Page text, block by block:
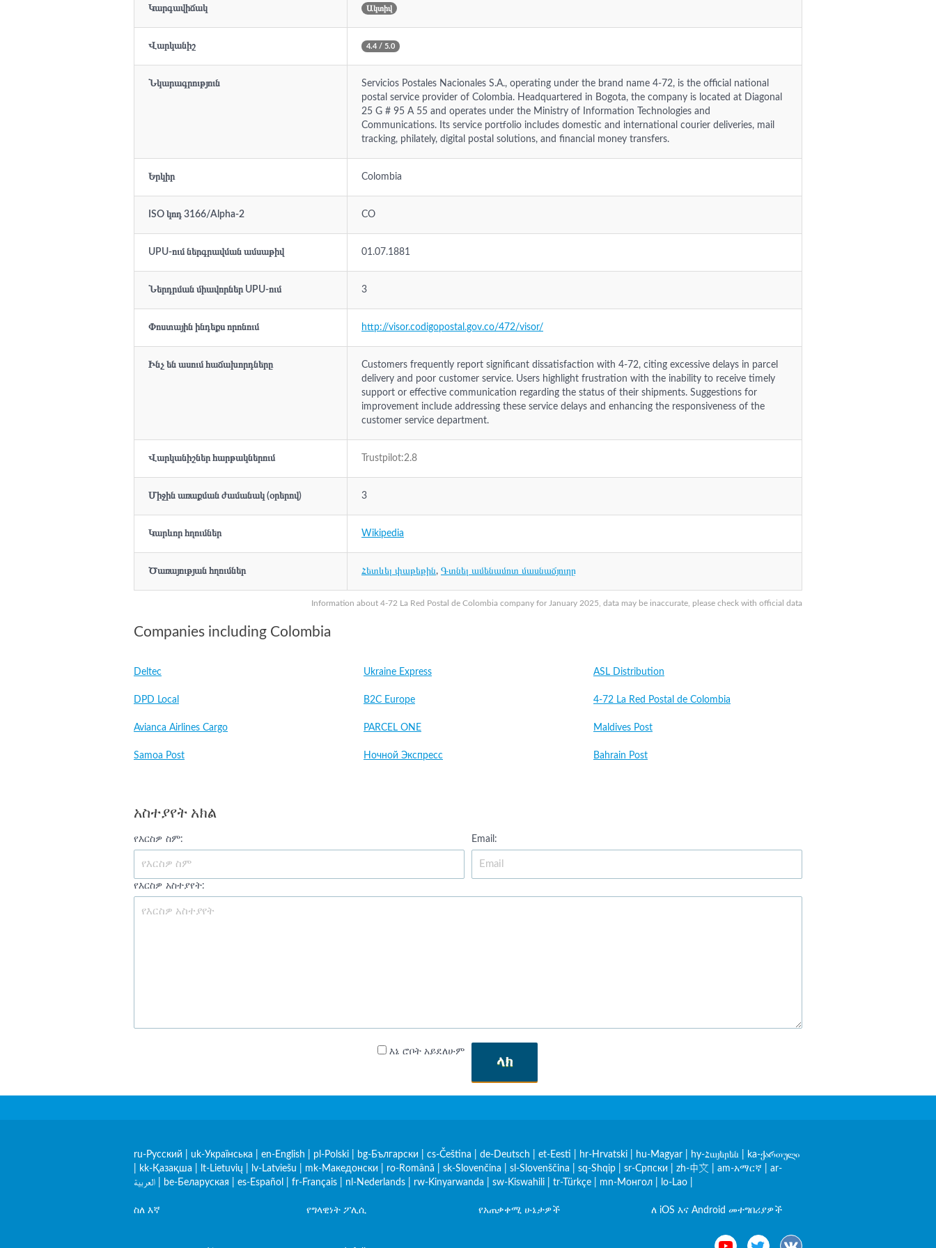
Information about 4-72 La Red Postal de Colombia company for January 2025, data may be inaccurate, please check with official data
Կարգավիճակ Ակտիվ
Վարկանիշ 4.4 / 5.0
Նկարագրություն
Servicios Postales Nacionales S.A., operating under the brand name 4-72, is the official national
postal service provider of Colombia. Headquartered in Bogota, the company is located at Diagonal
25 G # 95 A 55 and operates under the Ministry of Information Technologies and
Communications. Its service portfolio includes domestic and international courier deliveries, mail
tracking, philately, digital postal solutions, and financial money transfers.
Երկիր Colombia
ISO կոդ 3166/Alpha-2 CO
UPU-ում ներգրավման ամսաթիվ 01.07.1881
Ներդրման միավորներ UPU-ում 3
Փոստային ինդեքս որոնում http://visor.codigopostal.gov.co/472/visor/
Ինչ են ասում հաճախորդները
Customers frequently report significant dissatisfaction with 4-72, citing excessive delays in parcel
delivery and poor customer service. Users highlight frustration with the inability to receive timely
support or effective communication regarding the status of their shipments. Suggestions for
improvement include addressing these service delays and enhancing the responsiveness of the
customer service department.
Վարկանիշներ հարթակներում Trustpilot:2.8
Միջին առաքման ժամանակ (օրերով) 3
Կարևոր հղումներ Wikipedia
Ծառայության հղումներ Հետևել փաթեթին, Գտնել ամենամոտ մասնաճյուղը
Companies including Colombia
Deltec Ukraine Express ASL Distribution
DPD Local B2C Europe 4-72 La Red Postal de Colombia
Avianca Airlines Cargo PARCEL ONE Maldives Post
Samoa Post Ночной Экспресс Bahrain Post
አስተያየት አክል
የእርስዎ ስም: Email:
የእርስዎ አስተያየት:
እኔ ሮቦት አይደለሁም
ላክ
ru-Русский uk-Українська en-English pl-Polski bg-Български cs-Čeština de-Deutsch et-Eesti hr-Hrvatski hu-Magyar hy-Հայերեն
ka-ქართული
kk-Қазақша lt-Lietuvių lv-Latviešu mk-Македонски ro-Română sk-Slovenčina sl-Slovenščina sq-Shqip sr-Српски zh-中文 am-አማርኛ
ar-
العربية
be-Беларуская es-Español fr-Français nl-Nederlands rw-Kinyarwanda sw-Kiswahili tr-Türkçe mn-Монгол lo-Lao
ስለ እኛ የግላዊነት ፖሊሲ የአጠቃቀሚ ሁኔታዎች ለ iOS እና Android መተግበሪያዎች